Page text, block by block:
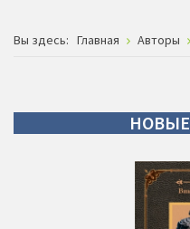
Вы здесь: Главная Авторы
НОВЫЕ